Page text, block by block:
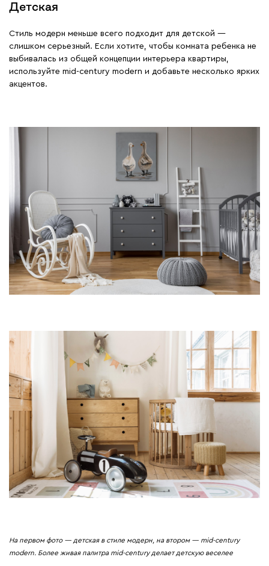
Детская
Стиль модерн меньше всего подходит для детской —
слишком серьезный. Если хотите, чтобы комната ребенка не
выбивалась из общей концепции интерьера квартиры,
используйте mid-century modern и добавьте несколько ярких
акцентов.
На первом фото — детская в стиле модерн, на втором — mid-century
modern. Более живая палитра mid-century делает детскую веселее